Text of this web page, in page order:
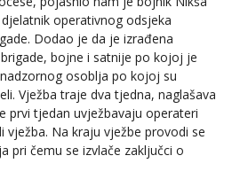
operativnog odsjeka
Dodao je da je izrađena
bojne i satnije po kojoj je
osoblja po kojoj su
Vježba traje dva tjedna, naglašava
prvi tjedan uvježbavaju operateri
vježba. Na kraju vježbe provodi se
pri čemu se izvlače zaključci o